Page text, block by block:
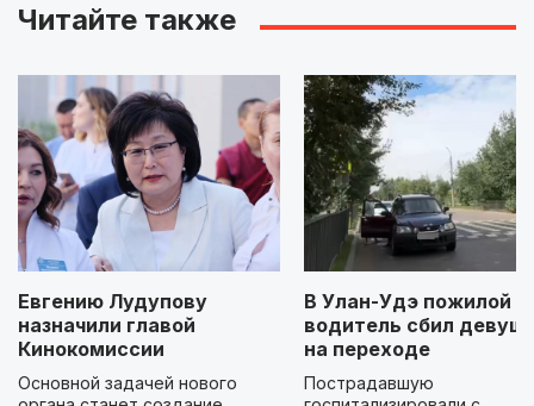
Читайте также
Евгению Лудупову
назначили главой
Кинокомиссии
Основной задачей нового
В Улан-Удэ пожилой
водитель сбил
на переходе
Пострадавшую